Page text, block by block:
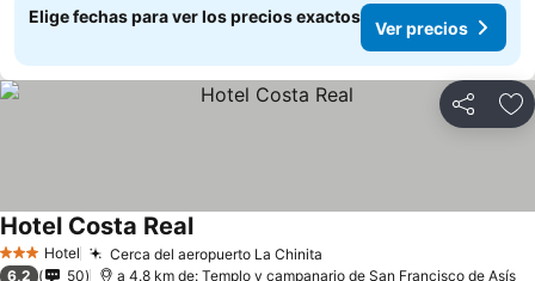
Elige fechas para ver los precios exactos
Ver precios
Compartir
3 Estrellas
Hotel Cerca del aeropuerto La Chinita
Hotel Costa Real
6,2 50 a 4.8 km de: Templo y campanario de San Francisco de Asís